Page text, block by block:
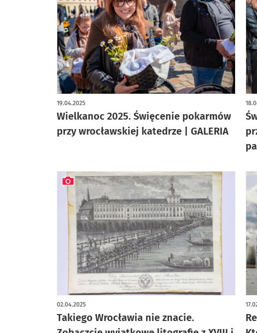
Wielkanoc 2025. Święcenie pokarmów
przy wrocławskiej katedrze | GALERIA
19.04.2025
artykuł z galerią zdjęć
Takiego Wrocławia nie znacie.
02.04.2025
artykuł z galerią zdjęć